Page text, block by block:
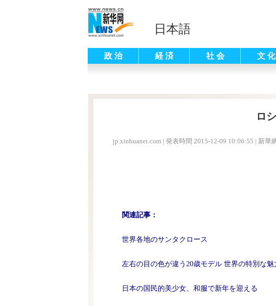
日本語
政 治 経 済 社 会 文 化
ロ
jp.xinhuanet.com | 発表時間 2015-12-09 10:06:55 | 新華
関連記事：
世界各地のサンタクロース
左右の目の色が違う20歳モデル 世界の特別な
日本の国民的美少女、和服で新年を迎える